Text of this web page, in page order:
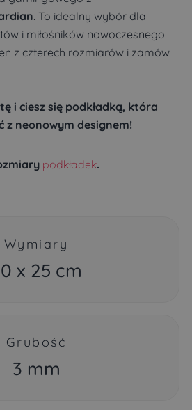
. To idealny wybór dla
i miłośników nowoczesnego
z czterech rozmiarów i zamów
i ciesz się podkładką, która
z neonowym designem!
podkładek.
Wymiary
x 25 cm
Grubość
3 mm